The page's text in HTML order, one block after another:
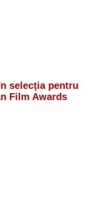
selecția pentru
Film Awards